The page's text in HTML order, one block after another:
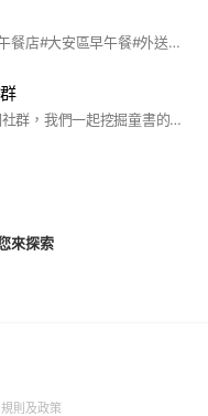
#福洱商行-信義安和#通化街早午餐店#大安區早午餐#外送早午餐#下午茶
童書世界越來越精彩，透過這個社群，我們一起挖掘童書的更多可能！
來探索
規則及政策(Open